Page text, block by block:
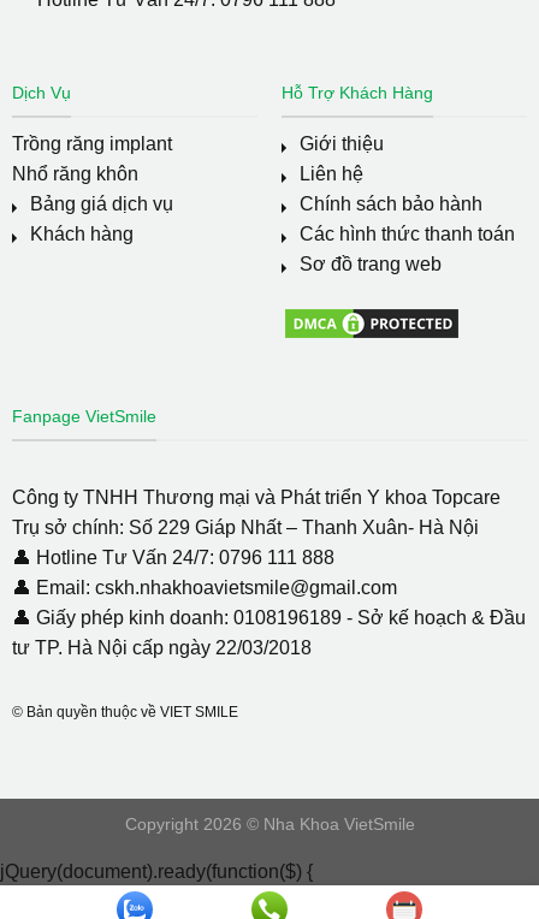
Dịch Vụ
Trồng răng implant
Nhổ răng khôn
Bảng giá dịch vụ
Khách hàng
Hỗ Trợ Khách Hàng
Giới thiệu
Liên hệ
Chính sách bảo hành
Các hình thức thanh toán
Sơ đồ trang web
Fanpage VietSmile
Công ty TNHH Thương mại và Phát triển Y khoa Topcare
Trụ sở chính: Số 229 Giáp Nhất – Thanh Xuân- Hà Nội
👤 Hotline Tư Vấn 24/7: 0796 111 888
👤 Email: cskh.nhakhoavietsmile@gmail.com
👤 Giấy phép kinh doanh: 0108196189 - Sở kế hoạch & Đầu
tư TP. Hà Nội cấp ngày 22/03/2018
© Bản quyền thuộc về VIET SMILE
Copyright 2026 © Nha Khoa VietSmile
jQuery(document).ready(function($) {
document.addEventListener( 'wpcf7mailsent', function( event ) {